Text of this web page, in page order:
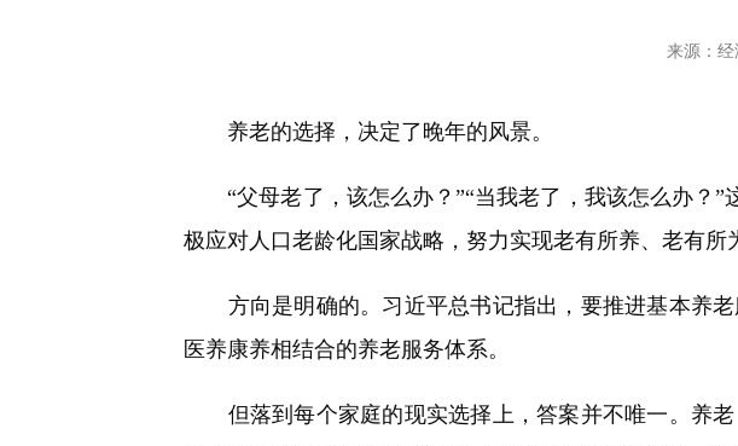
来源：经
养老的选择，决定了晚年的风景。
“父母老了，该怎么办？”“当我老了，我该怎么办？”
极应对人口老龄化国家战略，努力实现老有所养、老有所
方向是明确的。习近平总书记指出，要推进基本养老
医养康养相结合的养老服务体系。
但落到每个家庭的现实选择上，答案并不唯一。养老